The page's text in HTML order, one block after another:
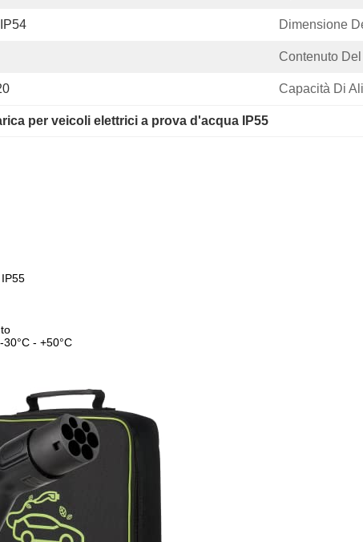
Dimensione
Contenuto
Capacità Di
per veicoli elettrici a prova d'acqua IP55
- +50°C